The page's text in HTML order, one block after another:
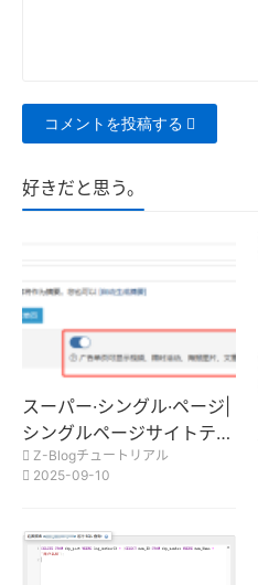
コメントを投稿する
好きだと思う。
スーパー·シングル·ページ|
シングルページサイトテン
プレート|SEOの単一ペー
ジは、広告の単一ページと
定する方法？
Z-Blogチュートリアル
2025-09-10